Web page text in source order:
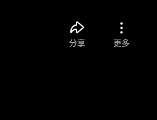
分享 更多